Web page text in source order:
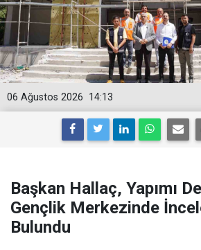
14:13
06 Ağustos 2026
Başkan Hallaç, Yapımı
Gençlik Merkezinde
Bulundu